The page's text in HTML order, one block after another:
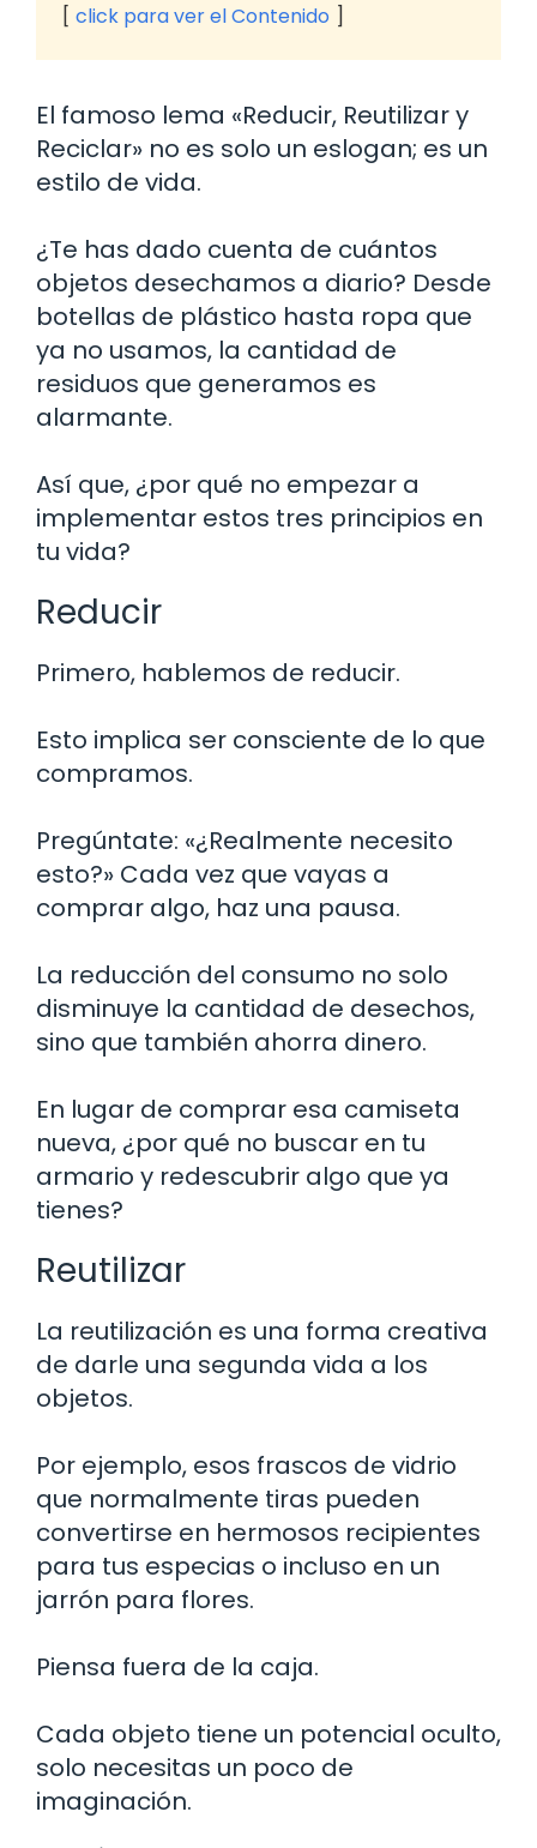
click para ver el Contenido
El famoso lema «Reducir, Reutilizar y
Reciclar» no es solo un eslogan; es un
estilo de vida.
¿Te has dado cuenta de cuántos
objetos desechamos a diario? Desde
botellas de plástico hasta ropa que
ya no usamos, la cantidad de
residuos que generamos es
alarmante.
Así que, ¿por qué no empezar a
implementar estos tres principios en
tu vida?
Reducir
Primero, hablemos de reducir.
Esto implica ser consciente de lo que
compramos.
Pregúntate: «¿Realmente necesito
esto?» Cada vez que vayas a
comprar algo, haz una pausa.
La reducción del consumo no solo
disminuye la cantidad de desechos,
sino que también ahorra dinero.
En lugar de comprar esa camiseta
nueva, ¿por qué no buscar en tu
armario y redescubrir algo que ya
tienes?
Reutilizar
La reutilización es una forma creativa
de darle una segunda vida a los
objetos.
Por ejemplo, esos frascos de vidrio
que normalmente tiras pueden
convertirse en hermosos recipientes
para tus especias o incluso en un
jarrón para flores.
Piensa fuera de la caja.
Cada objeto tiene un potencial oculto,
solo necesitas un poco de
imaginación.